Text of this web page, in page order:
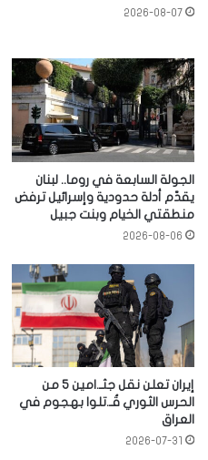
2026-08-07
الجولة السابعة في روما.. لبنان
يقدّم أدلة حدودية وإسرائيل ترفض
منطقتي الخيام وبنت جبيل
2026-08-06
إيران تعلن نقل جثـ.امين 5 من
الحرس الثوري قُـ.تلوا بهجوم في
العراق
2026-07-31